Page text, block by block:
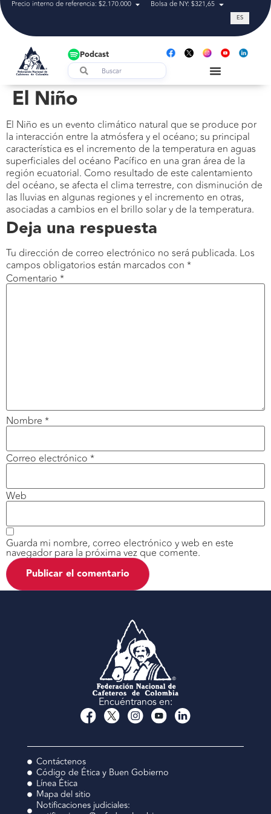
Precio interno de referencia: $2.170.000 Bolsa de NY: $321,65 Tasa de
ES
Podcast
El Niño
El Niño es un evento climático natural que se produce por
la interacción entre la atmósfera y el océano; su principal
característica es el incremento de la temperatura en aguas
superficiales del océano Pacífico en una gran área de la
región ecuatorial. Como resultado de este calentamiento
del océano, se afecta el clima terrestre, con disminución de
las lluvias en algunas regiones y el incremento en otras,
asociadas a cambios en el brillo solar y de la temperatura.
Deja una respuesta
Tu dirección de correo electrónico no será publicada. Los
campos obligatorios están marcados con *
Comentario *
Nombre *
Correo electrónico *
Web
Guarda mi nombre, correo electrónico y web en este
navegador para la próxima vez que comente.
Encuéntranos en:
Contáctenos
Código de Ética y Buen Gobierno
Línea Ética
Mapa del sitio
Notificaciones judiciales: